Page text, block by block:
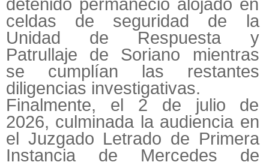
detenido permaneció alojado en
celdas de seguridad de la
Unidad de Respuesta y
Patrullaje de Soriano mientras
se cumplían las restantes
diligencias investigativas.
Finalmente, el 2 de julio de
2026, culminada la audiencia en
el Juzgado Letrado de Primera
Instancia de Mercedes de